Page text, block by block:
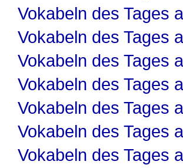
Vokabeln des Tages
Vokabeln des Tages
Vokabeln des Tages
Vokabeln des Tages
Vokabeln des Tages
Vokabeln des Tages
Vokabeln des Tages